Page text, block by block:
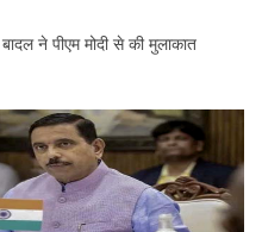
ने पीएम मोदी से की मुलाकात